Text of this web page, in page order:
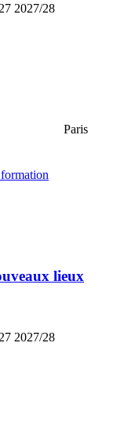
2027/28
Paris
lieux
2027/28